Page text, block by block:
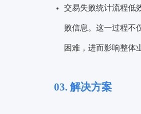
交易失败统计流程低
败信息。这一过程不
困难，进而影响整体
03. 解决方案